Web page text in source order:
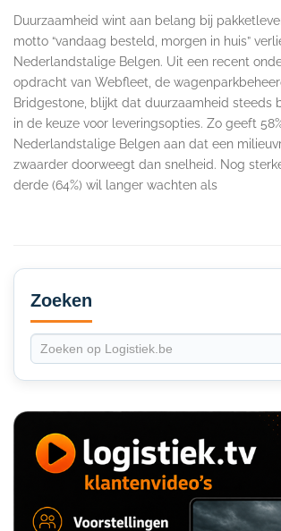
Duurzaamheid wint aan belang bij
motto “vandaag besteld, morgen in huis”
Nederlandstalige Belgen. Uit een recent
opdracht van Webfleet, de
Bridgestone, blijkt dat duurzaamheid steeds
in de keuze voor leveringsopties. Zo geeft
Nederlandstalige Belgen aan dat een
zwaarder doorweegt dan snelheid. Nog
derde (64%) wil langer wachten als
Secondary
Sidebar
Zoeken